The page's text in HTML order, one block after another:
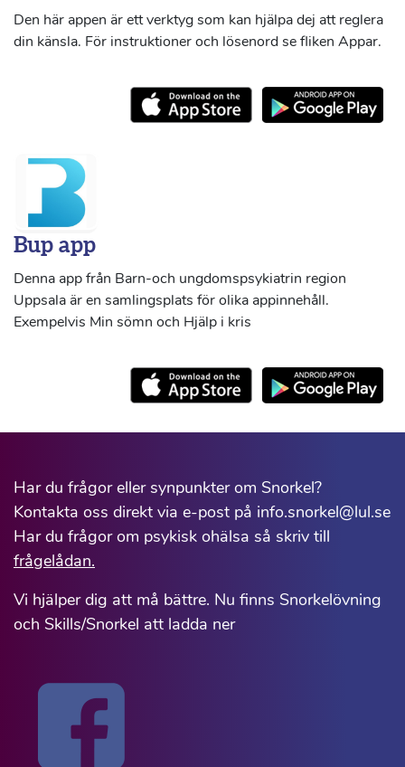
Den här appen är ett verktyg som kan hjälpa dej att reglera
din känsla. För instruktioner och lösenord se fliken Appar.
Bup app
Denna app från Barn-och ungdomspsykiatrin region
Uppsala är en samlingsplats för olika appinnehåll.
Exempelvis Min sömn och Hjälp i kris
Har du frågor eller synpunkter om Snorkel?
Kontakta oss direkt via e-post på info.snorkel@lul.se
Har du frågor om psykisk ohälsa så skriv till
frågelådan.
Vi hjälper dig att må bättre. Nu finns Snorkelövning
och Skills/Snorkel att ladda ner